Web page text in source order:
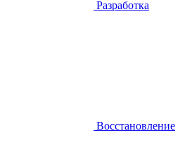
Разработка
Восстановление